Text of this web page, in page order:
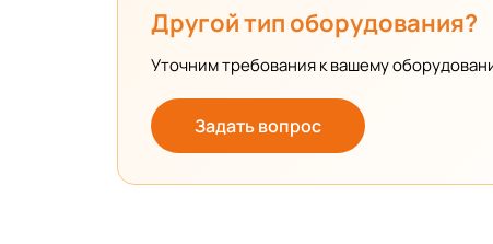
Другой тип оборудования?
Уточним требования к вашему
Задать вопрос